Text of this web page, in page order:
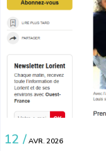
12 / AVR. 2026